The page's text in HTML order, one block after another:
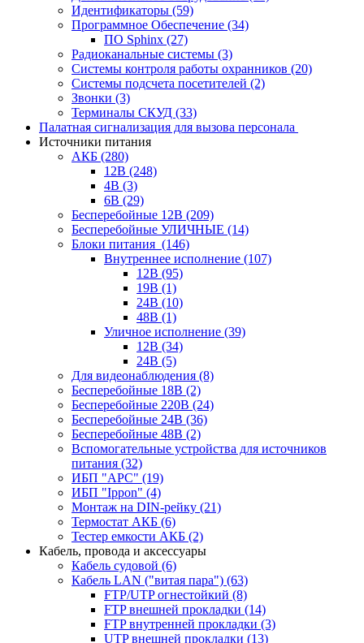
Идентификаторы (59)
Программное Обеспечение (34)
ПО Sphinx (27)
Радиоканальные системы (3)
Системы контроля работы охранников (20)
Системы подсчета посетителей (2)
Звонки (3)
Терминалы СКУД (33)
Палатная сигнализация для вызова персонала
Источники питания
АКБ (280)
12В (248)
4В (3)
6В (29)
Бесперебойные 12В (209)
Бесперебойные УЛИЧНЫЕ (14)
Блоки питания (146)
Внутреннее исполнение (107)
12В (95)
19В (1)
24В (10)
48В (1)
Уличное исполнение (39)
12В (34)
24В (5)
Для видеонаблюдения (8)
Бесперебойные 18В (2)
Бесперебойные 220В (24)
Бесперебойные 24В (36)
Бесперебойные 48В (2)
Вспомогательные устройства для источников
питания (32)
ИБП "APC" (19)
ИБП "Ippon" (4)
Монтаж на DIN-рейку (21)
Термостат АКБ (6)
Тестер емкости АКБ (2)
Кабель, провода и аксессуары
Кабель судовой (6)
Кабель LAN ("витая пара") (63)
FTP/UTP огнестойкий (8)
FTP внешней прокладки (14)
FTP внутренней прокладки (3)
UTP внешней прокладки (13)